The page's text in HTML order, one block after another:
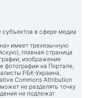
в сфере медиа
имеет трехязычную
главная страница
изображения
фотографии на Портале,
РБК-Украина,
Commons Attribution
не разделять точку
не подлежат